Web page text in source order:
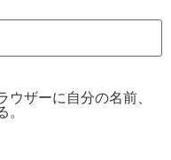
ザーに自分の名前、